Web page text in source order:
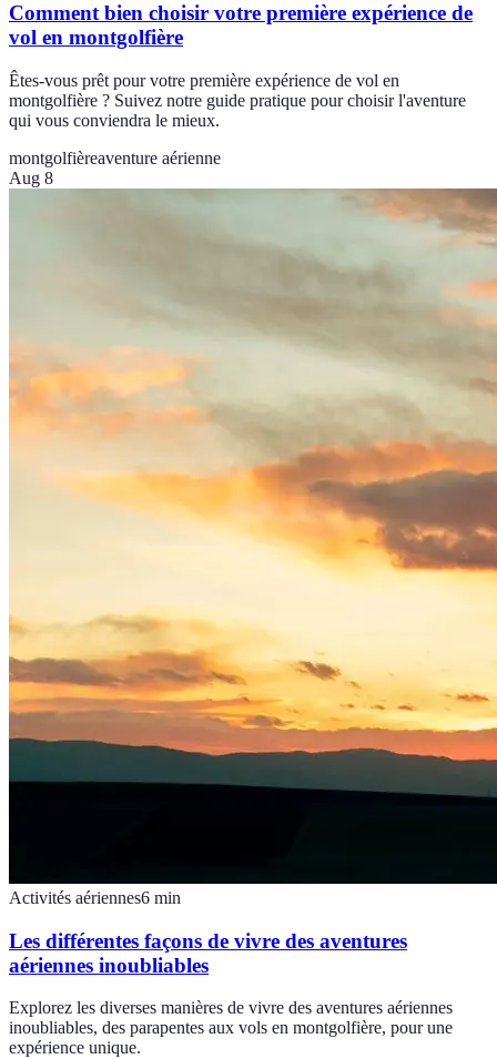
Comment bien choisir votre première expérience de
vol en montgolfière
Êtes-vous prêt pour votre première expérience de vol en
montgolfière ? Suivez notre guide pratique pour choisir l'aventure
qui vous conviendra le mieux.
montgolfièreaventure aérienne
Aug 8
Activités aériennes6 min
Les différentes façons de vivre des aventures
aériennes inoubliables
Explorez les diverses manières de vivre des aventures aériennes
inoubliables, des parapentes aux vols en montgolfière, pour une
expérience unique.